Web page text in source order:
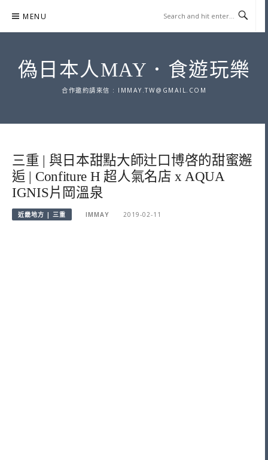
content
MENU
偽日本人MAY．食遊玩樂
合作邀約請來信 : IMMAY.TW@GMAIL.COM
三重 | 與日本甜點大師辻口博啓的甜蜜邂
逅 | Confiture H 超人氣名店 x AQUA
IGNIS片岡溫泉
近畿地方 | 三重 IMMAY 2019-02-11